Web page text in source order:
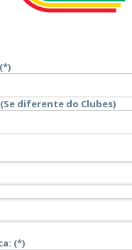
diferente do Clubes)
(*)